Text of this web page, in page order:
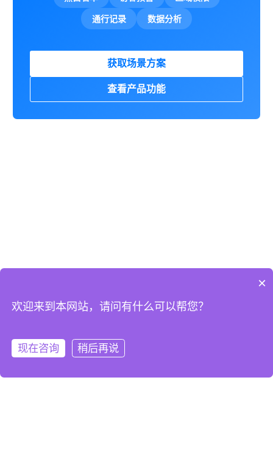
通行记录 数据分析
获取场景方案
查看产品功能
×
欢迎来到本网站，请问有什么可以帮您？
现在咨询 稍后再说